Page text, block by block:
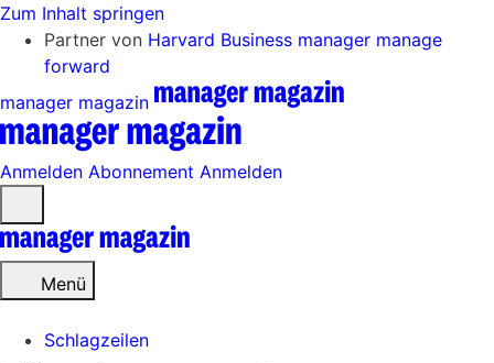
Zum Inhalt springen
Partner von Harvard Business manager manage
forward
manager magazin
Anmelden Abonnement Anmelden
öffnen
Menü
Schlagzeilen